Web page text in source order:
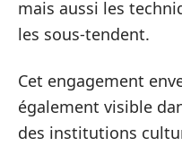
mais aussi les
les sous-tendent.
Cet engagement
également visible
des institutions